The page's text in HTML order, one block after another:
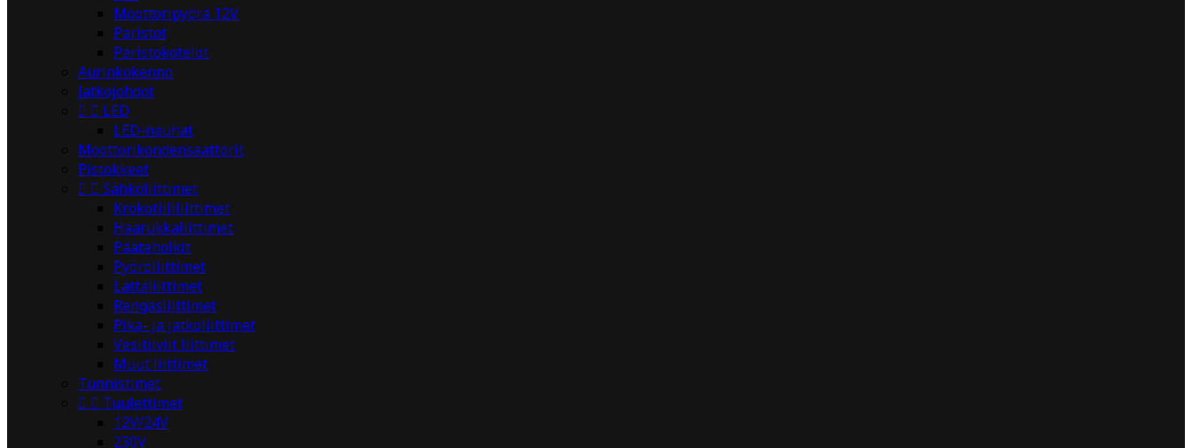
Moottoripyörä 12V
Paristot
Paristokotelot
Aurinkokenno
Jatkojohdot
  LED
LED-nauhat
Moottorikondensaattorit
Pistokkeet
  Sähköliittimet
Krokotiililiittimet
Haarukkaliittimet
Pääteholkit
Pyöröliittimet
Lattaliittimet
Rengasliittimet
Pika- ja jatkoliittimet
Vesitiiviit liittimet
Muut liittimet
Tunnistimet
  Tuulettimet
12V/24V
230V